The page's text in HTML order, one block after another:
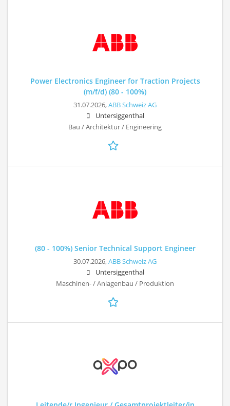
Power Electronics Engineer for Traction Projects
(m/f/d) (80 - 100%)
31.07.2026,ABB Schweiz AG
Untersiggenthal
Bau / Architektur / Engineering
(80 - 100%) Senior Technical Support Engineer
30.07.2026,ABB Schweiz AG
Untersiggenthal
Maschinen- / Anlagenbau / Produktion